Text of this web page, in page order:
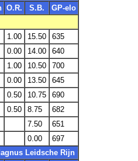
O.R. S.B.
GP-elo
1.00 15.50
635
0.00 14.00
640
1.00 10.50
700
0.00 13.50
645
0.50 10.75
690
0.50 8.75
682
7.50
651
0.00
697
Leidsche Rijn